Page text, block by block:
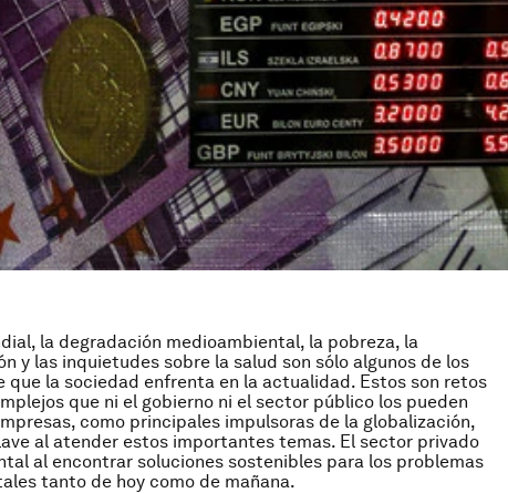
la degradación medioambiental, la pobreza, la
y las inquietudes sobre la salud son sólo algunos de los
que la sociedad enfrenta en la actualidad. Estos son retos
que ni el gobierno ni el sector público los pueden
como principales impulsoras de la globalización,
al atender estos importantes temas. El sector privado
al encontrar soluciones sostenibles para los problemas
tanto de hoy como de mañana.